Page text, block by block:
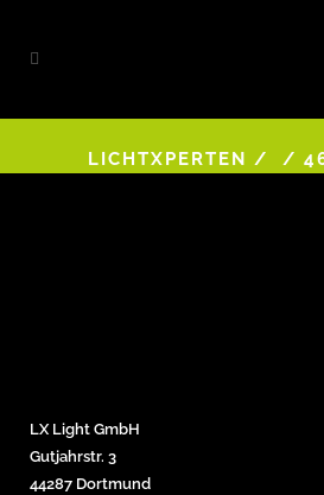
LICHTXPERTEN / /
LX Light GmbH
Gutjahrstr. 3
44287 Dortmund